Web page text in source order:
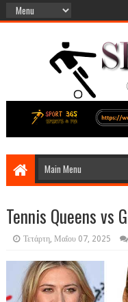
Tennis Queens vs
Τετάρτη, Μαΐου 07, 2025